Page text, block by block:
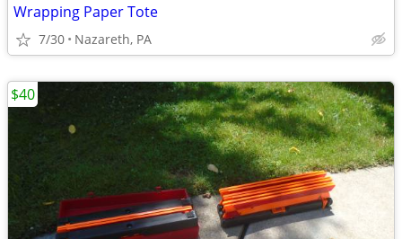
Wrapping Paper Tote
7/30 Nazareth, PA
$40